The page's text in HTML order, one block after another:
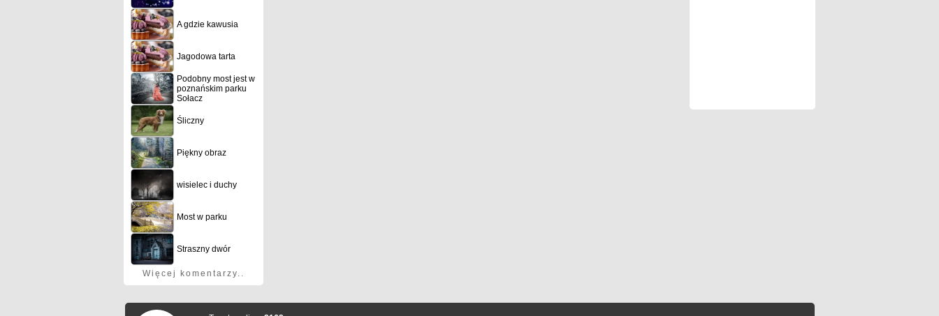
A gdzie kawusia
Jagodowa tarta
Podobny most jest w
poznańskim parku
Sołacz
Śliczny
Piękny obraz
wisielec i duchy
Most w parku
Straszny dwór
Więcej komentarzy..